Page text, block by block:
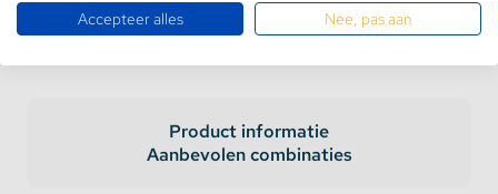
Product informatie
Aanbevolen combinaties
Accepteer alles Nee, pas aan